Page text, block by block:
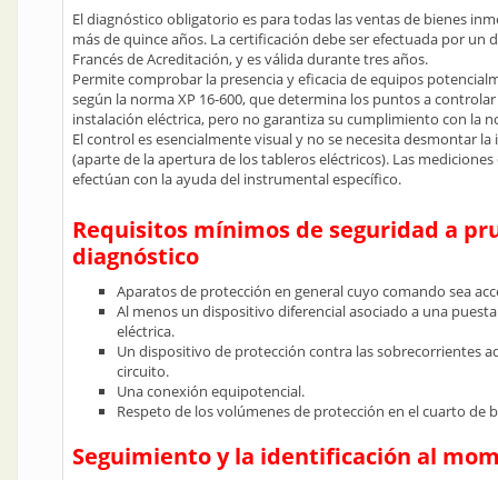
El diagnóstico obligatorio es para todas las ventas de bienes
más de quince años. La certificación debe ser efectuada por
Francés de Acreditación, y es válida durante tres años.
Permite comprobar la presencia y eficacia de equipos
según la norma XP 16-600, que determina los puntos a
instalación eléctrica, pero no garantiza su cumplimiento con la
El control es esencialmente visual y no se necesita desmontar
(aparte de la apertura de los tableros eléctricos). Las
efectúan con la ayuda del instrumental específico.
Requisitos mínimos de seguridad a
diagnóstico
Aparatos de protección en general cuyo comando sea
Al menos un dispositivo diferencial asociado a una
eléctrica.
Un dispositivo de protección contra las sobrecorrientes
circuito.
Una conexión equipotencial.
Respeto de los volúmenes de protección en el cuarto de
Seguimiento y la identificación al